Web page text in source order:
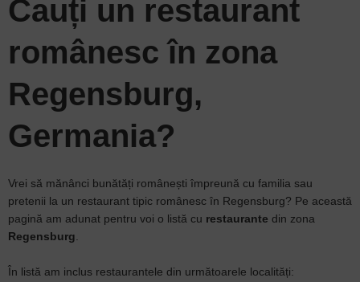
Cauți un restaurant
românesc în zona
Regensburg,
Germania?
Vrei să mănânci bunătăți românești împreună cu familia sau
pretenii la un restaurant tipic românesc în Regensburg? Pe această
pagină am adunat pentru voi o listă cu restaurante din zona
Regensburg
În listă am inclus restaurantele din următoarele localități: